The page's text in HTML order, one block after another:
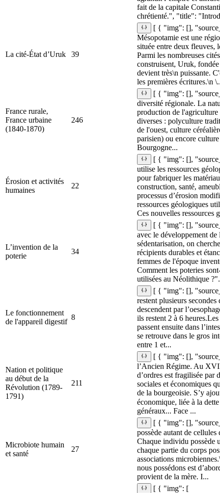
fait de la capitale
chrétienté.", "title":
La cité-État d’Uruk 39
[ { "img": [],
Mésopotamie est une
située entre deux fleuves,
Parmi les nombreuses
construisent, Uruk,
devient très\n puissante.
les premières écritures.\n
France rurale,
France urbaine
(1840-1870)
246
[ { "img": [],
diversité régionale. La
production de l'agriculture
diverses : polyculture
de l'ouest, culture
parisien) ou encore
Bourgogne...
Érosion et activités
humaines
22
[ { "img": [],
utilise les ressources
pour fabriquer les
construction, santé,
processus d’érosion
ressources géologiques
Ces nouvelles ressources
L’invention de la
poterie
34
[ { "img": [],
avec le développement
sédentarisation, on
récipients durables et
femmes de l'époque
Comment les poteries
utilisées au Néolithique
Le fonctionnement
de l'appareil digestif
8
[ { "img": [],
restent plusieurs
descendent par
ils restent 2 à 6
passent ensuite dans
se retrouve dans le gros
entre 1 et...
Nation et politique
au début de la
Révolution (1789-
1791)
211
[ { "img": [],
l’Ancien Régime. Au
d’ordres est fragilisée par
sociales et économiques
de la bourgeoisie. S’y
économique, liée à la
généraux... Face ...
Microbiote humain
et santé
27
[ { "img": [],
possède autant de
Chaque individu possède
chaque partie du corps
associations
nous possédons est
provient de la mère. I...
[ { "img": [